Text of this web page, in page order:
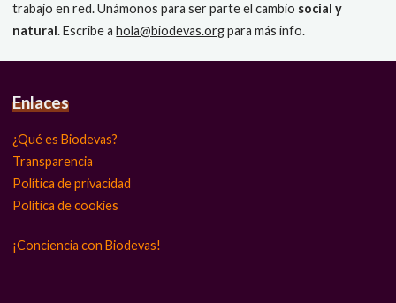
trabajo en red. Unámonos para ser parte el cambio social y
natural. Escribe ahola@biodevas.orgpara más info.
Enlaces
¿Qué es Biodevas?
Transparencia
Política de privacidad
Política de cookies
¡Conciencia con Biodevas!